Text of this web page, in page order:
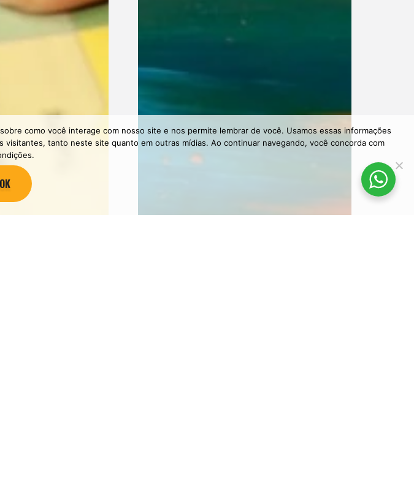
como você interage com nosso site e nos permite lembrar de você. Usamos essas informações
tanto neste site quanto em outras mídias. Ao continuar navegando, você concorda com
OK